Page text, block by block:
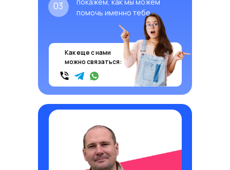
03
помочь именно тебе
Как еще с нами
можно связаться: